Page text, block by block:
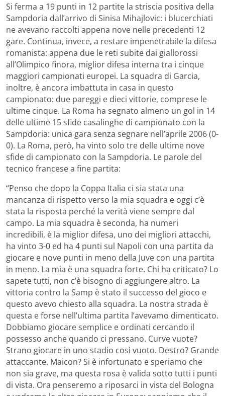
Si ferma a 19 punti in 12 partite la striscia positiva della
Sampdoria dall’arrivo di Sinisa Mihajlovic: i blucerchiati
ne avevano raccolti appena nove nelle precedenti 12
gare. Continua, invece, a restare impenetrabile la difesa
romanista: appena due le reti subite dai giallorossi
all’Olimpico finora, miglior difesa interna tra i cinque
maggiori campionati europei. La squadra di Garcia,
inoltre, è ancora imbattuta in casa in questo
campionato: due pareggi e dieci vittorie, comprese le
ultime cinque. La Roma ha segnato almeno un gol in 14
delle ultime 15 sfide casalinghe di campionato con la
Sampdoria: unica gara senza segnare nell’aprile 2006 (0-
0). La Roma, però, ha vinto solo tre delle ultime nove
sfide di campionato con la Sampdoria. Le parole del
tecnico francese a fine partita:
“Penso che dopo la Coppa Italia ci sia stata una
mancanza di rispetto verso la mia squadra e oggi c’è
stata la risposta perché la verità viene sempre dal
campo. La mia squadra è seconda, ha numeri
incredibili, è la miglior difesa, uno dei migliori attacchi,
ha vinto 3-0 ed ha 4 punti sul Napoli con una partita da
giocare e nove punti in meno della Juve con una partita
in meno. La mia è una squadra forte. Chi ha criticato? Lo
sapete tutti, non c’è bisogno di aggiungere altro. La
vittoria contro la Samp è stato il successo del gioco e
questo avevo chiesto alla squadra. La nostra strada è
questa e forse nell’ultima partita l’avevamo dimenticato.
Dobbiamo giocare semplice e ordinati cercando il
possesso anche quando ci pressano. Curve vuote?
Strano giocare in uno stadio così vuoto. Destro? Grande
attaccante. Maicon? Si è infortunato e speriamo che
non sia grave, ma questa rosa è valida sotto tutti i punti
di vista. Ora penseremo a riposarci in vista del Bologna